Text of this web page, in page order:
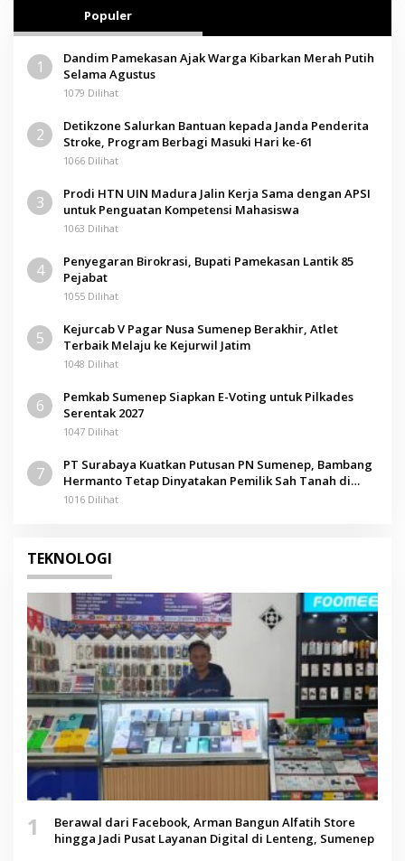
Populer
1
Dandim Pamekasan Ajak Warga Kibarkan Merah Putih
Selama Agustus
1079 Dilihat
2
Detikzone Salurkan Bantuan kepada Janda Penderita
Stroke, Program Berbagi Masuki Hari ke-61
1066 Dilihat
3
Prodi HTN UIN Madura Jalin Kerja Sama dengan APSI
untuk Penguatan Kompetensi Mahasiswa
1063 Dilihat
4
Penyegaran Birokrasi, Bupati Pamekasan Lantik 85
Pejabat
1055 Dilihat
5
Kejurcab V Pagar Nusa Sumenep Berakhir, Atlet
Terbaik Melaju ke Kejurwil Jatim
1048 Dilihat
6
Pemkab Sumenep Siapkan E-Voting untuk Pilkades
Serentak 2027
1047 Dilihat
7
PT Surabaya Kuatkan Putusan PN Sumenep, Bambang
Hermanto Tetap Dinyatakan Pemilik Sah Tanah di
Pamolokan
1016 Dilihat
TEKNOLOGI
1
Berawal dari Facebook, Arman Bangun Alfatih Store
hingga Jadi Pusat Layanan Digital di Lenteng, Sumenep